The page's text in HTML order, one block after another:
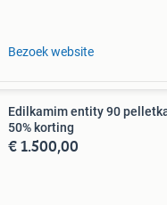
Bezoek website
Edilkamim entity 90
50% korting
€ 1.500,00